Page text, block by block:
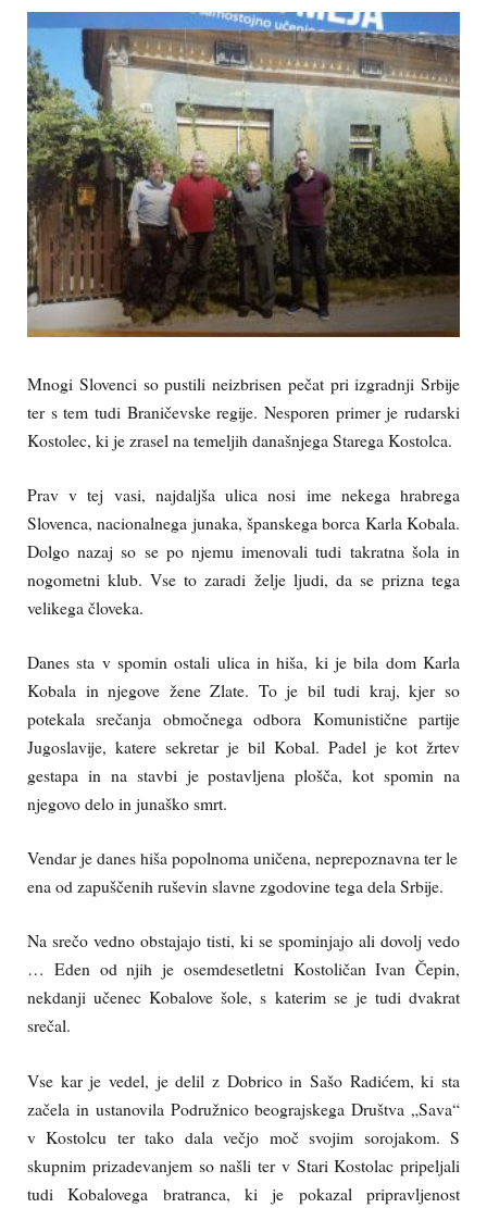
Mnogi Slovenci so pustili neizbrisen pečat pri izgradnji Srbije
ter s tem tudi Braničevske regije. Nesporen primer je rudarski
Kostolec, ki je zrasel na temeljih današnjega Starega Kostolca.
Prav v tej vasi, najdaljša ulica nosi ime nekega hrabrega
Slovenca, nacionalnega junaka, španskega borca Karla Kobala.
Dolgo nazaj so se po njemu imenovali tudi takratna šola in
nogometni klub. Vse to zaradi želje ljudi, da se prizna tega
velikega človeka.
Danes sta v spomin ostali ulica in hiša, ki je bila dom Karla
Kobala in njegove žene Zlate. To je bil tudi kraj, kjer so
potekala srečanja območnega odbora Komunistične partije
Jugoslavije, katere sekretar je bil Kobal. Padel je kot žrtev
gestapa in na stavbi je postavljena plošča, kot spomin na
njegovo delo in junaško smrt.
Vendar je danes hiša popolnoma uničena, neprepoznavna ter le
ena od zapuščenih ruševin slavne zgodovine tega dela Srbije.
Na srečo vedno obstajajo tisti, ki se spominjajo ali dovolj vedo
… Eden od njih je osemdesetletni Kostoličan Ivan Čepin,
nekdanji učenec Kobalove šole, s katerim se je tudi dvakrat
srečal.
Vse kar je vedel, je delil z Dobrico in Sašo Radićem, ki sta
začela in ustanovila Podružnico beograjskega Društva „Sava“
v Kostolcu ter tako dala večjo moč svojim sorojakom. S
skupnim prizadevanjem so našli ter v Stari Kostolac pripeljali
tudi Kobalovega bratranca, ki je pokazal pripravljenost